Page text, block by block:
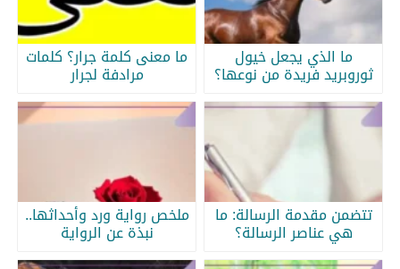
ما الذي يجعل خيول
ثوروبريد فريدة من نوعها؟
ما معنى كلمة جرار؟ كلمات
مرادفة لجرار
تتضمن مقدمة الرسالة: ما
هي عناصر الرسالة؟
ملخص رواية ورد وأحداثها..
نبذة عن الرواية